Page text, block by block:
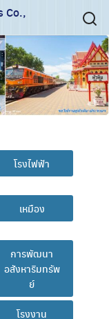
Co.,
โรงไฟฟ้า
เหมือง
การพัฒนา
อสังหาริมทรัพ
ย์
โรงงาน